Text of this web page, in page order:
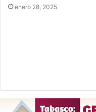
enero 28, 2025